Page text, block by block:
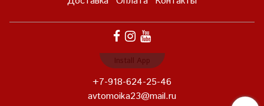
+7-918-624-25-46
avtomoika23@mail.ru
Install App